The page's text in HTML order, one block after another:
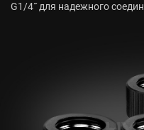
G1/4˝ для надежного